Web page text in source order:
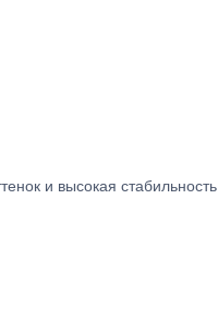
и высокая стабильность